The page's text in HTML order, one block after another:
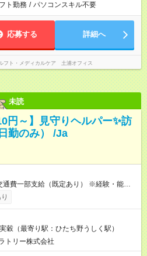
ト勤務 / パソコンスキル不要
応募する 詳細へ
フト・メディカルケア 土浦オフィス
未読
円～】見守りヘルパー✨訪
勤のみ） /Ja
費一部支給（既定あり） ※経験・能力を
採用時と異なる部分があります。 雇用
です。 給与：時給 1,080円以上
穀（最寄り駅：ひたち野うしく駅）
トリー株式会社